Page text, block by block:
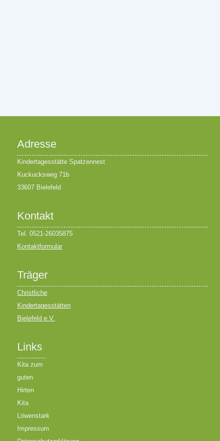
Adresse
Kindertagesstätte Spatzennest
Kuckucksweg 71b
33607 Bielefeld
Kontakt
Tel. 0521-26035875
Kontaktformular
Träger
Christliche
Kindertagesstätten
Bielefeld e.V.
Links
Kita zum
guten
Hirten
Kita
Löwenstark
Impressum